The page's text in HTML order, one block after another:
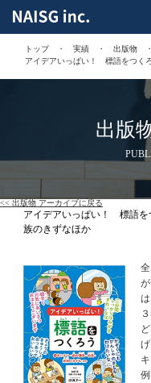
トップ 実績
出版物
アイデアいっぱい！ 標語をつく
出版
<< 出版物 アーカイブに戻る
アイデアいっぱい！ 標語を
族のきずなほか
げ